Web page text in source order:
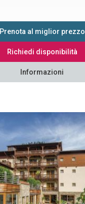
Prenota al miglior prezzo
Richiedi disponibilità
Informazioni